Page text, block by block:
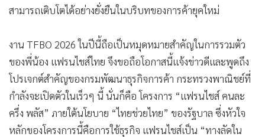
สามารถเติบโตได้อย่างยั่งยืนในบริบทของการค้ายุคใหม่
งาน TFBO 2026 ในปีนี้ถือเป็นหมุดหมายสำคัญในการรวมตัว
ของพี่น้อง แฟรนไชส์ไทย จึงขอถือโอกาสนี้แจ้งข่าวดีและพูดถึง
โปรเจกต์สำคัญของกรมพัฒนาธุรกิจการค้า กระทรวงพาณิชย์ที่
กำลังจะเปิดตัวในเร็วๆ นี้ นั่นก็คือ โครงการ “แฟรนไชส์ คนละ
ครึ่ง พลัส” ภายใต้นโยบาย “ไทยช่วยไทย” ของรัฐบาล ซึ่งหัวใจ
หลักของโครงการนี้คือการใช้ธุรกิจ แฟรนไชส์เป็น “ทางลัดใน